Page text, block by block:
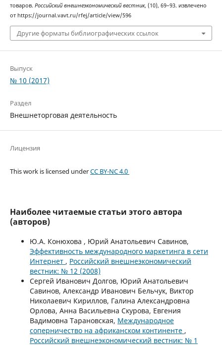
товаров. Российский внешнеэкономический вестник, (10), 69–93. извлечено
от https://journal.vavt.ru/rfej/article/view/596
Другие форматы библиографических ссылок
Выпуск
№ 10 (2017)
Раздел
Внешнеторговая деятельность
Лицензия
This work is licensed underCC BY-NC 4.0
Наиболее читаемые статьи этого автора
(авторов)
Ю.А. Конюхова , Юрий Анатольевич Савинов,
Эффективность международного маркетинга в сети
Интернет , Российский внешнеэкономический
вестник: № 12 (2008)
Сергей Иванович Долгов, Юрий Анатольевич
Савинов, Александр Иванович Бельчук, Виктор
Николаевич Кириллов, Галина Александровна
Орлова, Анна Васильевна Скурова, Евгения
Вадимовна Тарановская, Международное
соперничество на африканском континенте ,
Российский внешнеэкономический вестник: № 1